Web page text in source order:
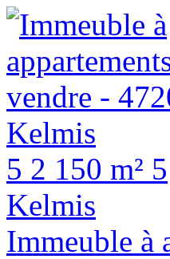
5 2 150 m² 5
Kelmis
Immeuble à